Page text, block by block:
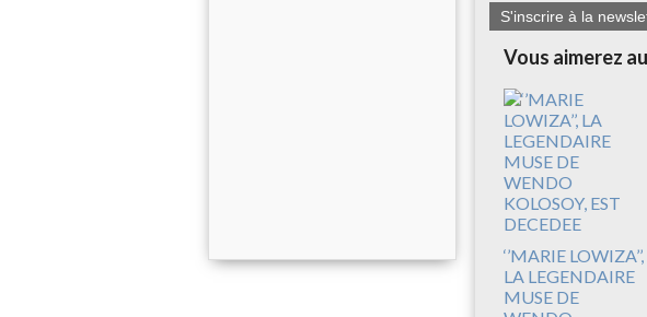
S'inscrire à la
Vous aimerez
‘’MARIE LOWIZA’’,
LA LEGENDAIRE
MUSE DE